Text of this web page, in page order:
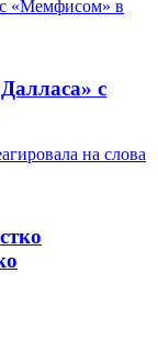
«Мемфисом» в
с
на слова